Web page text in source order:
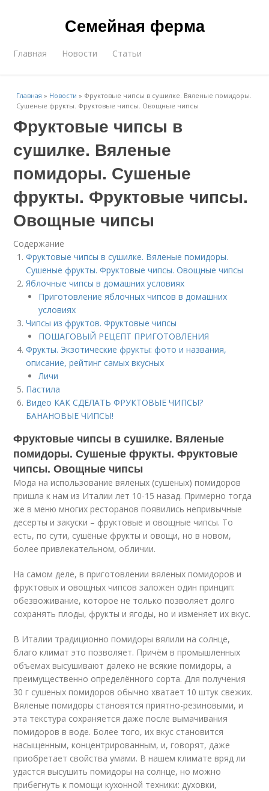
Семейная ферма
Главная Новости Статьи
Главная » Новости » Фруктовые чипсы в сушилке. Вяленые помидоры.
Сушеные фрукты. Фруктовые чипсы. Овощные чипсы
Фруктовые чипсы в
сушилке. Вяленые
помидоры. Сушеные
фрукты. Фруктовые чипсы.
Овощные чипсы
Содержание
Фруктовые чипсы в сушилке. Вяленые помидоры.
Сушеные фрукты. Фруктовые чипсы. Овощные чипсы
Яблочные чипсы в домашних условиях
Приготовление яблочных чипсов в домашних
условиях
Чипсы из фруктов. Фруктовые чипсы
ПОШАГОВЫЙ РЕЦЕПТ ПРИГОТОВЛЕНИЯ
Фрукты. Экзотические фрукты: фото и названия,
описание, рейтинг самых вкусных
Личи
Пастила
Видео КАК СДЕЛАТЬ ФРУКТОВЫЕ ЧИПСЫ?
БАНАНОВЫЕ ЧИПСЫ!
Фруктовые чипсы в сушилке. Вяленые
помидоры. Сушеные фрукты. Фруктовые
чипсы. Овощные чипсы
Мода на использование вяленых (сушеных) помидоров
пришла к нам из Италии лет 10-15 назад. Примерно тогда
же в меню многих ресторанов появились непривычные
десерты и закуски – фруктовые и овощные чипсы. То
есть, по сути, сушёные фрукты и овощи, но в новом,
более привлекательном, обличии.
На самом деле, в приготовлении вяленых помидоров и
фруктовых и овощных чипсов заложен один принцип:
обезвоживание, которое не только позволяет долго
сохранять плоды, фрукты и ягоды, но и изменяет их вкус.
В Италии традиционно помидоры вялили на солнце,
благо климат это позволяет. Причём в промышленных
объемах высушивают далеко не всякие помидоры, а
преимущественно определённого сорта. Для получения
30 г сушеных помидоров обычно хватает 10 штук свежих.
Вяленые помидоры становятся приятно-резиновыми, и
эта текстура сохраняется даже после вымачивания
помидоров в воде. Более того, их вкус становится
насыщенным, концентрированным, и, говорят, даже
приобретает свойства умами. В нашем климате вряд ли
удастся высушить помидоры на солнце, но можно
прибегнуть к помощи кухонной техники: духовки,